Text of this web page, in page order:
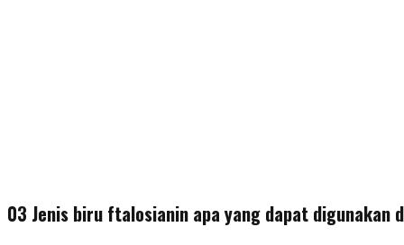
03 Jenis biru ftalosianin apa yang dapat digunakan